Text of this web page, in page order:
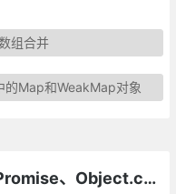
组合并
Map和WeakMap对象
Js实现Call、apply、bind、Promise、Object.create、new、reduce